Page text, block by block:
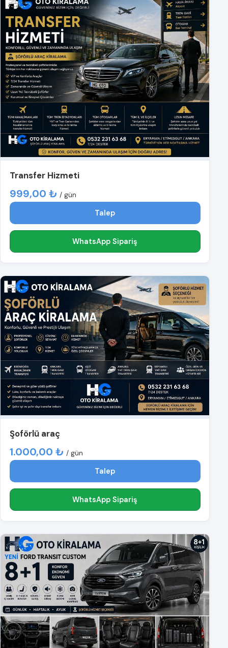
Transfer Hizmeti
999,00 ₺ / gün
Talep
WhatsApp Sipariş
Şoförlü araç
1.000,00 ₺ / gün
Talep
WhatsApp Sipariş